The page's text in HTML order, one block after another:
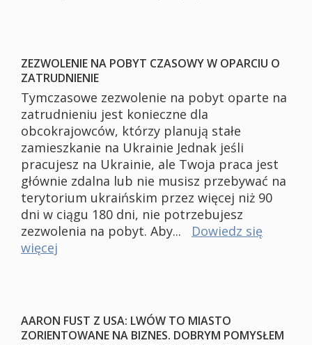
ZEZWOLENIE NA POBYT CZASOWY W OPARCIU O
ZATRUDNIENIE
Tymczasowe zezwolenie na pobyt oparte na
zatrudnieniu jest konieczne dla
obcokrajowców, którzy planują stałe
zamieszkanie na Ukrainie Jednak jeśli
pracujesz na Ukrainie, ale Twoja praca jest
głównie zdalna lub nie musisz przebywać na
terytorium ukraińskim przez więcej niż 90
dni w ciągu 180 dni, nie potrzebujesz
zezwolenia na pobyt. Aby...
Dowiedz się
więcej
AARON FUST Z USA: LWÓW TO MIASTO
ZORIENTOWANE NA BIZNES. DOBRYM POMYSŁEM